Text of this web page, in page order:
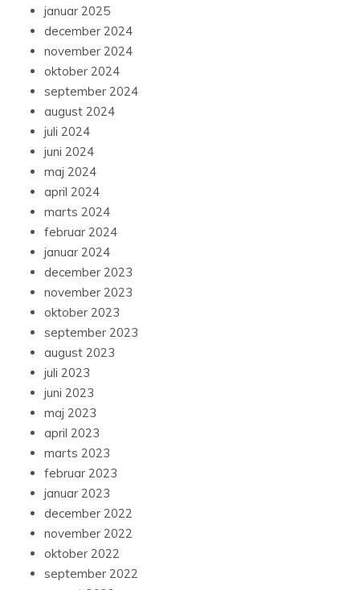
januar 2025
december 2024
november 2024
oktober 2024
september 2024
august 2024
juli 2024
juni 2024
maj 2024
april 2024
marts 2024
februar 2024
januar 2024
december 2023
november 2023
oktober 2023
september 2023
august 2023
juli 2023
juni 2023
maj 2023
april 2023
marts 2023
februar 2023
januar 2023
december 2022
november 2022
oktober 2022
september 2022